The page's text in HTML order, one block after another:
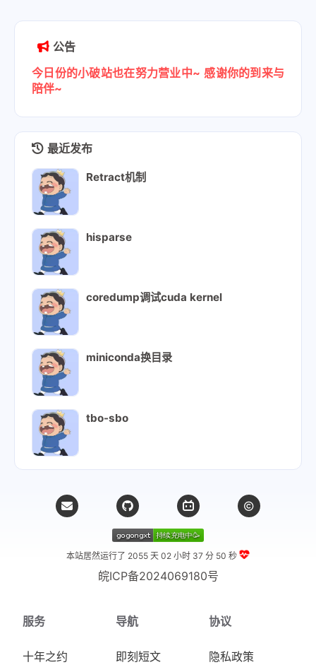
公告
今日份的小破站也在努力营业中~ 感谢你的到来与
陪伴~
最近发布
Retract机制
hisparse
coredump调试cuda kernel
miniconda换目录
tbo-sbo
本站居然运行了 2055 天 02 小时 37 分 51 秒
皖ICP备2024069180号
服务
十年之约
导航
即刻短文
协议
隐私政策